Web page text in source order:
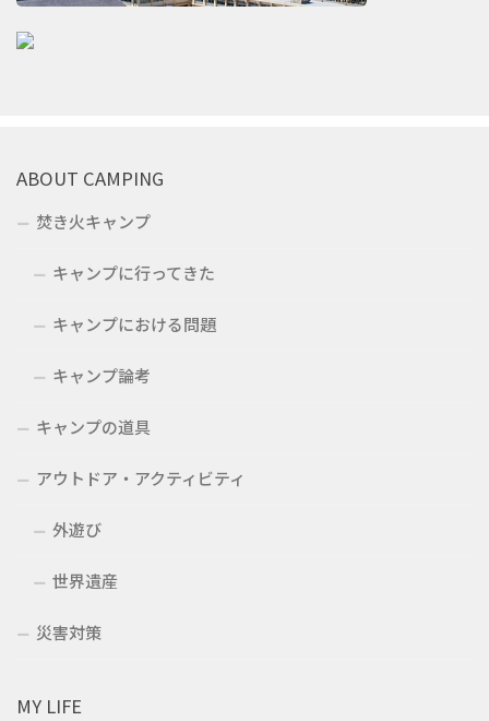
ABOUT CAMPING
焚き火キャンプ
キャンプに行ってきた
キャンプにおける問題
キャンプ論考
キャンプの道具
アウトドア・アクティビティ
外遊び
世界遺産
災害対策
MY LIFE